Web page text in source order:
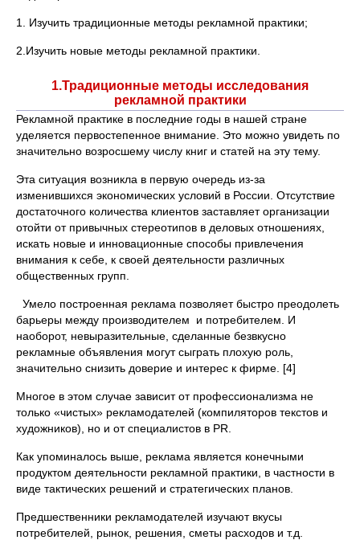
1. Изучить традиционные методы рекламной практики;
2.Изучить новые методы рекламной практики.
1.Традиционные методы исследования
рекламной практики
Рекламной практике в последние годы в нашей стране
уделяется первостепенное внимание. Это можно увидеть по
значительно возросшему числу книг и статей на эту тему.
Эта ситуация возникла в первую очередь из-за
изменившихся экономических условий в России. Отсутствие
достаточного количества клиентов заставляет организации
отойти от привычных стереотипов в деловых отношениях,
искать новые и инновационные способы привлечения
внимания к себе, к своей деятельности различных
общественных групп.
Умело построенная реклама позволяет быстро преодолеть
барьеры между производителем и потребителем. И
наоборот, невыразительные, сделанные безвкусно
рекламные объявления могут сыграть плохую роль,
значительно снизить доверие и интерес к фирме. [4]
Многое в этом случае зависит от профессионализма не
только «чистых» рекламодателей (компиляторов текстов и
художников), но и от специалистов в PR.
Как упоминалось выше, реклама является конечными
продуктом деятельности рекламной практики, в частности в
виде тактических решений и стратегических планов.
Предшественники рекламодателей изучают вкусы
потребителей, рынок, решения, сметы расходов и т.д.